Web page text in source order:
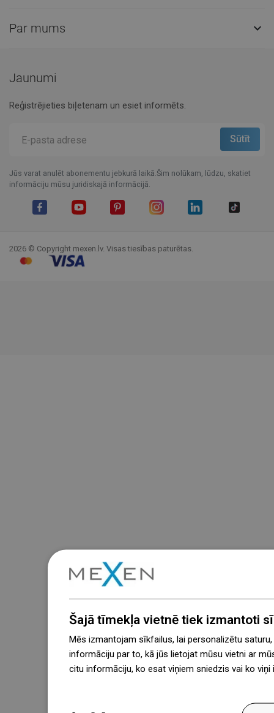
Par mums 
Jaunumi
Reģistrējieties biļetenam un esiet informēts.
Jūs varat anulēt abonementu jebkurā laikā.Šim nolūkam, lūdzu, skatiet
informāciju mūsu juridiskajā informācijā.
2026 © Copyright mexen.lv. Visas tiesības paturētas.
Šajā tīmekļa vietnē tiek izmantoti
Mēs izmantojam sīkfailus, lai personalizētu
informāciju par to, kā jūs lietojat mūsu vietni ar
citu informāciju, ko esat viņiem sniedzis vai ko